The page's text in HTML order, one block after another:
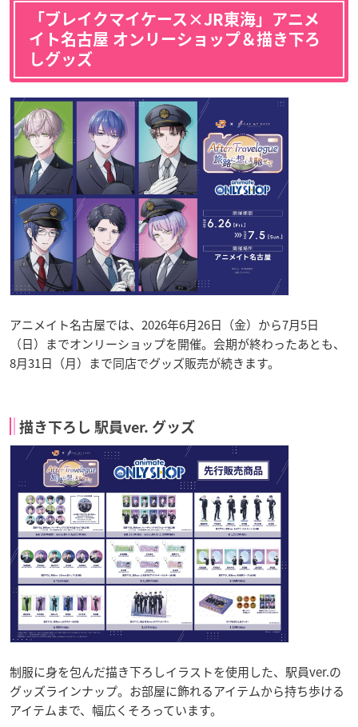
「ブレイクマイケース×JR東海」アニメ
イト名古屋 オンリーショップ＆描き下ろ
しグッズ
アニメイト名古屋では、2026年6月26日（金）から7月5日
（日）までオンリーショップを開催。会期が終わったあとも、
8月31日（月）まで同店でグッズ販売が続きます。
描き下ろし 駅員ver. グッズ
制服に身を包んだ描き下ろしイラストを使用した、駅員ver.の
グッズラインナップ。お部屋に飾れるアイテムから持ち歩ける
アイテムまで、幅広くそろっています。